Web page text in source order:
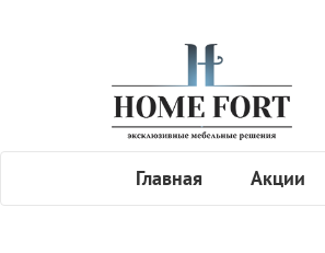
Главная Акции